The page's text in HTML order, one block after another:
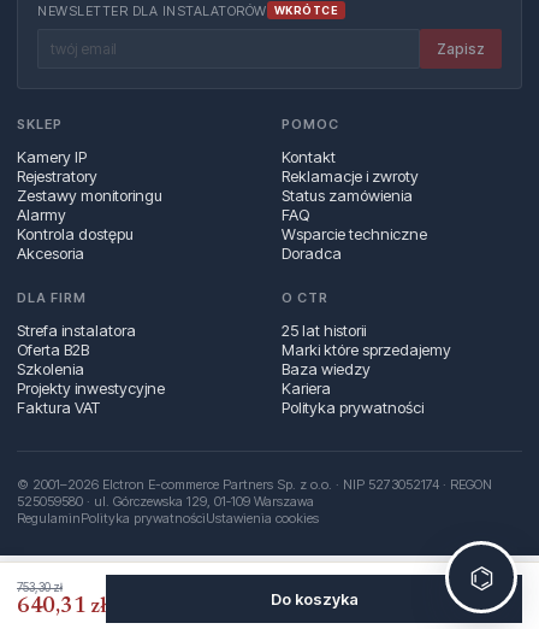
753,30 zł
640,31 zł Do koszyka
NEWSLETTER DLA INSTALATORÓW WKRÓTCE
Zapisz
SKLEP
Kamery IP
Rejestratory
Zestawy monitoringu
Alarmy
Kontrola dostępu
Akcesoria
POMOC
Kontakt
Reklamacje i zwroty
Status zamówienia
FAQ
Wsparcie techniczne
Doradca
DLA FIRM
Strefa instalatora
Oferta B2B
Szkolenia
Projekty inwestycyjne
Faktura VAT
O CTR
25 lat historii
Marki które sprzedajemy
Baza wiedzy
Kariera
Polityka prywatności
© 2001–2026 Elctron E-commerce Partners Sp. z o.o. · NIP 5273052174 · REGON
525059580 · ul. Górczewska 129, 01‑109 Warszawa
RegulaminPolityka prywatnościUstawienia cookies
⌬